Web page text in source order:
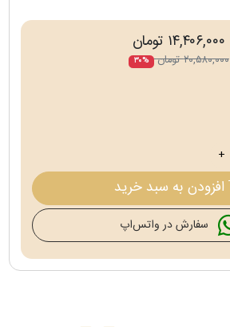
۱۴,۴۰۶,۰۰۰ تومان
۲۰,۵۸۰,۰۰۰ تومان ۳۰%
+
افزودن به سبد خرید
سفارش در واتس‌اپ